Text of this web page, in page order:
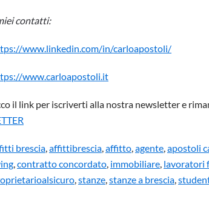
contatti:
www.linkedin.com/in/carloapostoli/
www.carloapostoli.it
il link per iscriverti alla nostra newsletter e
brescia affittibrescia affitto agente apostoli
contratto concordato immobiliare lavoratori
stanze stanze a brescia